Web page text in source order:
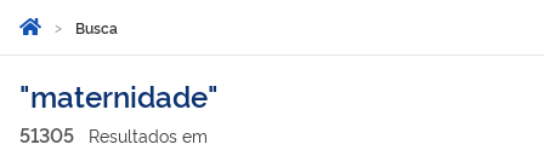
Você está aqui:
Página Inicial
Busca
Busca
maternidade
51305 Resultados em